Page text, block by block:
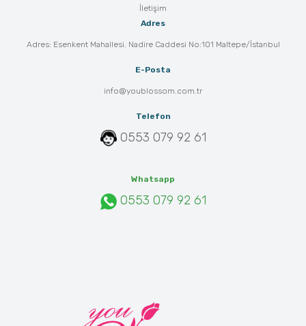
İletişim
Adres
Adres: Esenkent Mahallesi. Nadire Caddesi No:101 Maltepe/İstanbul
E-Posta
info@youblossom.com.tr
Telefon
0553 079 92 61
Whatsapp
0553 079 92 61